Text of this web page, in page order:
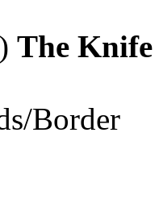
The Knife
Border